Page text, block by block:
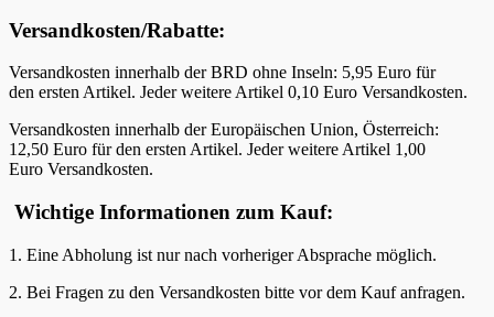
Versandkosten/Rabatte:
Versandkosten innerhalb der BRD ohne Inseln: 5,95 Euro für
den ersten Artikel. Jeder weitere Artikel 0,10 Euro Versandkosten.
Versandkosten innerhalb der Europäischen Union, Österreich:
12,50 Euro für den ersten Artikel. Jeder weitere Artikel 1,00
Euro Versandkosten.
Wichtige Informationen zum Kauf:
1. Eine Abholung ist nur nach vorheriger Absprache möglich.
2. Bei Fragen zu den Versandkosten bitte vor dem Kauf anfragen.